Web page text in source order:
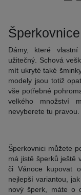
Dámy, které
užitečný. Schová
mít ukryté také
modely jsou totiž
vše potřebné
velkého množství
nevyberete tu pravou.
Šperkovnici můžete
má jistě šperků ještě
či Vánoce kupovat
nejlepší variantou,
nový šperk, máte o